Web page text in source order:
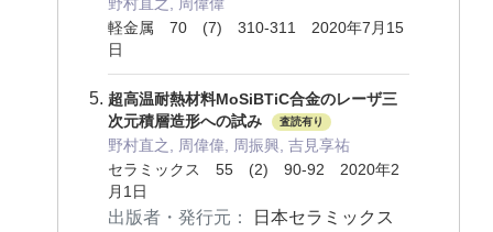
軽金属 70 (7) 310-311 2020年7月15
日
超高温耐熱材料MoSiBTiC合金のレーザ三
次元積層造形への試み
査読有り
野村直之, 周偉偉, 周振興, 吉見享祐
セラミックス 55 (2) 90-92 2020年2
月1日
出版者・発行元：
日本セラミックス